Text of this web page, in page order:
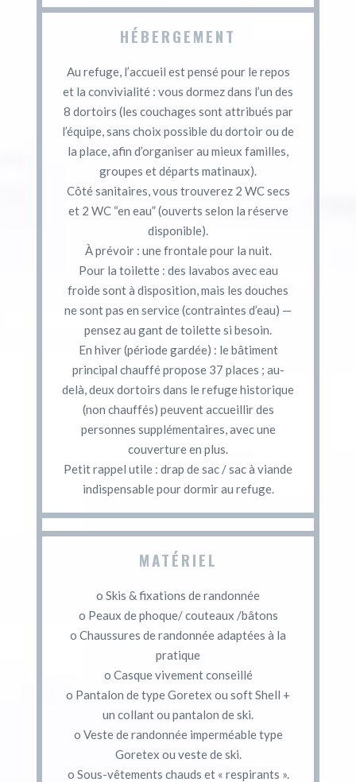
HÉBERGEMENT
Au refuge, l’accueil est pensé pour le repos
et la convivialité : vous dormez dans l’un des
8 dortoirs (les couchages sont attribués par
l’équipe, sans choix possible du dortoir ou de
la place, afin d’organiser au mieux familles,
groupes et départs matinaux).
Côté sanitaires, vous trouverez 2 WC secs
et 2 WC “en eau” (ouverts selon la réserve
disponible).
À prévoir : une frontale pour la nuit.
Pour la toilette : des lavabos avec eau
froide sont à disposition, mais les douches
ne sont pas en service (contraintes d’eau) —
pensez au gant de toilette si besoin.
En hiver (période gardée) : le bâtiment
principal chauffé propose 37 places ; au-
delà, deux dortoirs dans le refuge historique
(non chauffés) peuvent accueillir des
personnes supplémentaires, avec une
couverture en plus.
Petit rappel utile : drap de sac / sac à viande
indispensable pour dormir au refuge.
MATÉRIEL
o Skis & fixations de randonnée
o Peaux de phoque/ couteaux /bâtons
o Chaussures de randonnée adaptées à la
pratique
o Casque vivement conseillé
o Pantalon de type Goretex ou soft Shell +
un collant ou pantalon de ski.
o Veste de randonnée imperméable type
Goretex ou veste de ski.
o Sous-vêtements chauds et « respirants ».